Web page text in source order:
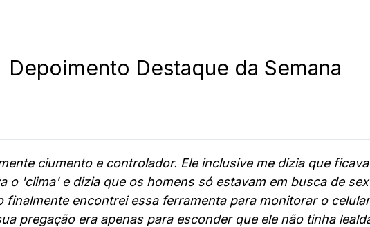
Depoimento Destaque da Semana
ciumento e controlador. Ele inclusive me dizia que
o 'clima' e dizia que os homens só estavam em busca de
encontrei essa ferramenta para monitorar o
pregação era apenas para esconder que ele não tinha